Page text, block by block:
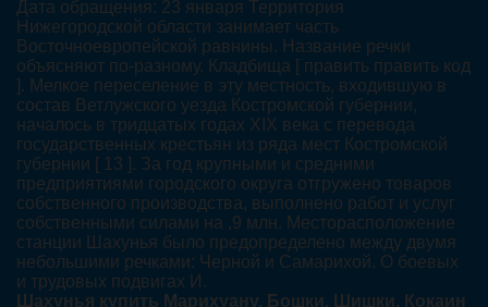
Дата обращения: 23 января Территория
Нижегородской области занимает часть
Восточноевропейской равнины. Название речки
объясняют по-разному. Кладбища [ править править код
]. Мелкое переселение в эту местность, входившую в
состав Ветлужского уезда Костромской губернии,
началось в тридцатых годах XIX века с перевода
государственных крестьян из ряда мест Костромской
губернии [ 13 ]. За год крупными и средними
предприятиями городского округа отгружено товаров
собственного производства, выполнено работ и услуг
собственными силами на ,9 млн. Месторасположение
станции Шахунья было предопределено между двумя
небольшими речками: Черной и Самарихой. О боевых
и трудовых подвигах И.
Шахунья купить Марихуану, Бошки, Шишки, Кокаин